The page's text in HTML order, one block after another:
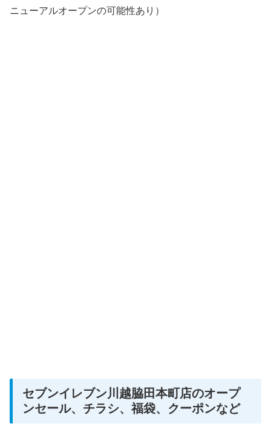
ニューアルオープンの可能性あり）
セブンイレブン川越脇田本町店のオープ
ンセール、チラシ、福袋、クーポンなど